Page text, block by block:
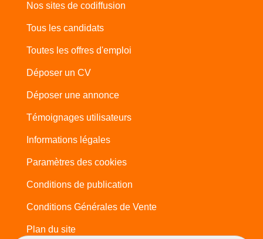
Nos sites de codiffusion
Tous les candidats
Toutes les offres d'emploi
Déposer un CV
Déposer une annonce
Témoignages utilisateurs
Informations légales
Paramètres des cookies
Conditions de publication
Conditions Générales de Vente
Plan du site